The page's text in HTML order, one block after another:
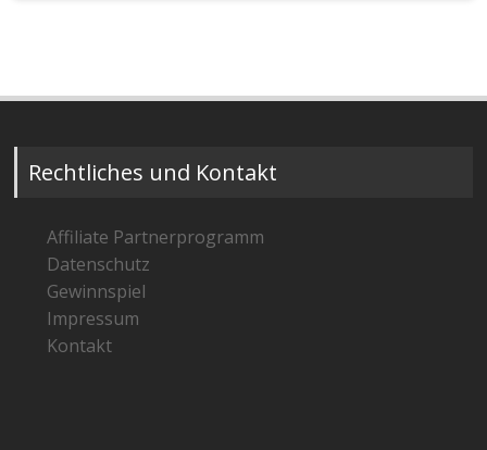
Rechtliches und Kontakt
Affiliate Partnerprogramm
Datenschutz
Gewinnspiel
Impressum
Kontakt